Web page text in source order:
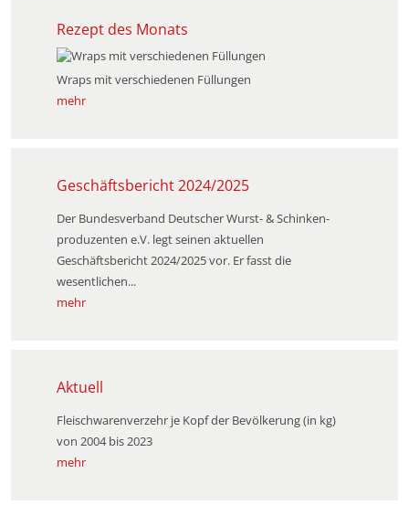
Rezept des Monats
Wraps mit verschiedenen Füllungen
mehr
Geschäftsbericht 2024/2025
Der Bundesverband Deutscher Wurst- & Schinken­
produzenten e.V. legt seinen aktuellen
Geschäftsbericht 2024/2025 vor. Er fasst die
wesentlichen...
mehr
Aktuell
Fleischwarenverzehr je Kopf der Bevölkerung (in kg)
von 2004 bis 2023
mehr